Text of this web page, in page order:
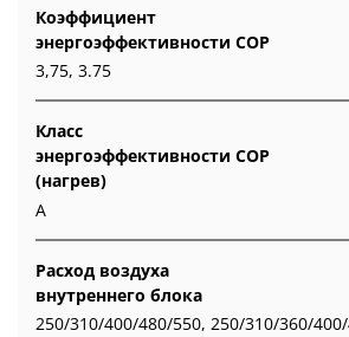
Коэффициент
энергоэффективности COP
3,75, 3.75
Класс
энергоэффективности COP
(нагрев)
A
Расход воздуха
внутреннего блока
250/310/400/480/550, 250/